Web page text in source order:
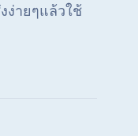
ง่ายๆแล้วใช้